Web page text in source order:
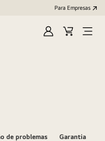
Para Empresas
IniciarCart
Open
de problemas Garantia